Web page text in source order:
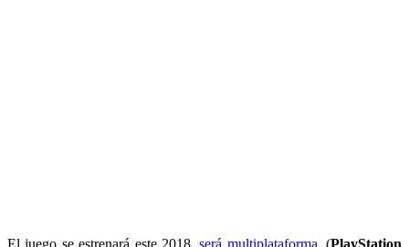
El juego se estrenará este 2018,será multiplataforma , (PlayStation